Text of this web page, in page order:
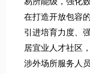
在打造开放包容
引进培育力度、
居宜业人才社区
涉外场所服务人